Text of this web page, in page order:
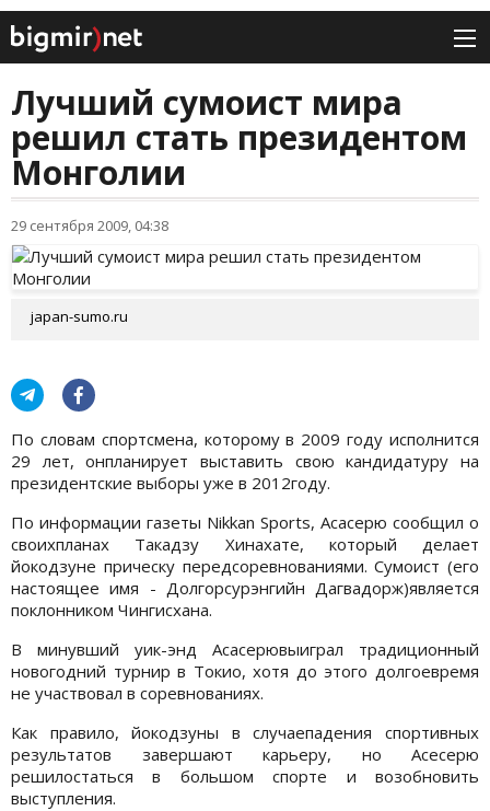
Лучший сумоист мира
решил стать президентом
Монголии
29 сентября 2009, 04:38
japan-sumo.ru
По словам спортсмена, которому в 2009 году исполнится
29 лет, онпланирует выставить свою кандидатуру на
президентские выборы уже в 2012году.
По информации газеты Nikkan Sports, Асасерю сообщил о
своихпланах Такадзу Хинахате, который делает
йокодзуне прическу передсоревнованиями. Сумоист (его
настоящее имя - Долгорсурэнгийн Дагвадорж)является
поклонником Чингисхана.
В минувший уик-энд Асасерювыиграл традиционный
новогодний турнир в Токио, хотя до этого долгоевремя
не участвовал в соревнованиях.
Как правило, йокодзуны в случаепадения спортивных
результатов завершают карьеру, но Асесерю
решилостаться в большом спорте и возобновить
выступления.